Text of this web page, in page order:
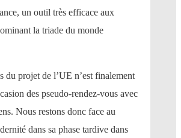
un outil très efficace aux
la triade du monde
du projet de l’UE n’est finalement
des pseudo-rendez-vous avec
Nous restons donc face au
dans sa phase tardive dans